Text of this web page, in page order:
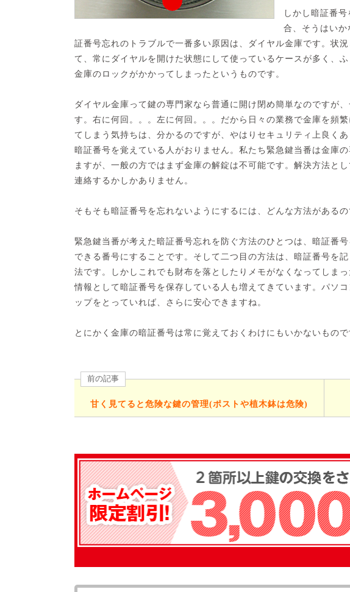
しかし暗証番
合、そうはい
証番号忘れのトラブルで一番多い原因は、ダイヤル金庫です。状
て、常にダイヤルを開けた状態にして使っているケースが多く、
金庫のロックがかかってしまったというものです。
ダイヤル金庫って鍵の専門家なら普通に開け閉め簡単なのですが
す。右に何回。。。左に何回。。。だから日々の業務で金庫を頻
てしまう気持ちは、分かるのですが、やはりセキュリティ上良く
暗証番号を覚えている人がおりません。私たち緊急鍵当番は金庫
ますが、一般の方ではまず金庫の解錠は不可能です。解決方法と
連絡するかしかありません。
そもそも暗証番号を忘れないようにするには、どんな方法があるの
緊急鍵当番が考えた暗証番号忘れを防ぐ方法のひとつは、暗証番
できる番号にすることです。そして二つ目の方法は、暗証番号を
法です。しかしこれでも財布を落としたりメモがなくなってしま
情報として暗証番号を保存している人も増えてきています。パソ
ップをとっていれば、さらに安心できますね。
とにかく金庫の暗証番号は常に覚えておくわけにもいかないもの
前の記事
甘く見てると危険な鍵の管理(ポストや植木鉢は危険)